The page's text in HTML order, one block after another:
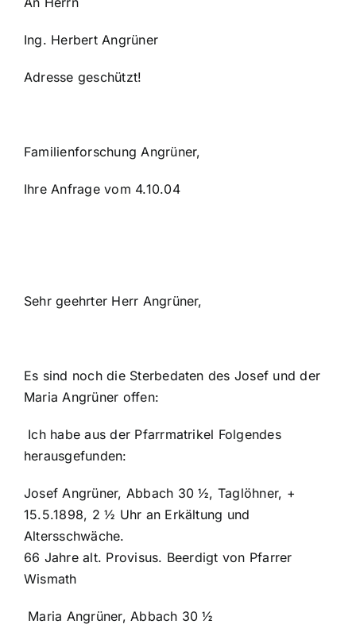
Ing. Herbert Angrüner
Adresse geschützt!
Familienforschung Angrüner,
Ihre Anfrage vom 4.10.04
Sehr geehrter Herr Angrüner,
Es sind noch die Sterbedaten des Josef und der
Maria Angrüner offen:
Ich habe aus der Pfarrmatrikel Folgendes
herausgefunden:
Josef Angrüner, Abbach 30 ½, Taglöhner, +
15.5.1898, 2 ½ Uhr an Erkältung und
Altersschwäche.
66 Jahre alt. Provisus. Beerdigt von Pfarrer
Wismath
Maria Angrüner, Abbach 30 ½